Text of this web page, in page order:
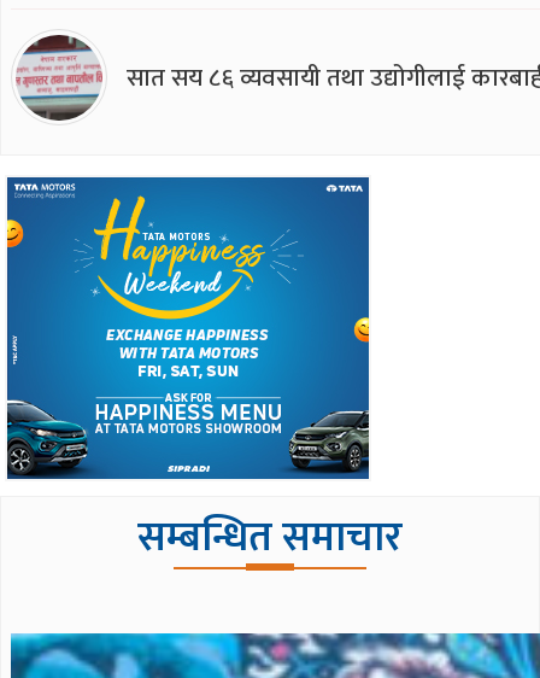
सात सय ८६ व्यवसायी तथा उद्योगीलाई
सम्बन्धित समाचार